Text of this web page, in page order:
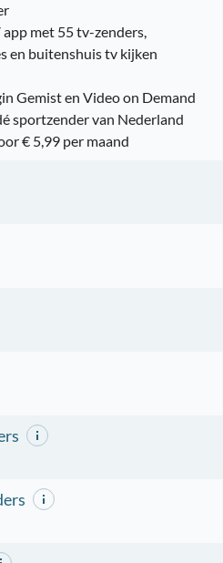
met 55 tv-zenders,
en buitenshuis tv kijken
Gemist en Video on Demand
sportzender van Nederland
€ 5,99 per maand